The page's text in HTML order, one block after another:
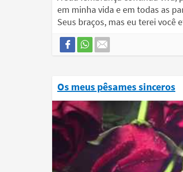
em minha vida e em todas as
Seus braços, mas eu terei você
Os meus pêsames sinceros